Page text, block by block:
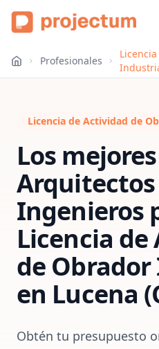
Profesionales
Licencia de Actividad de
Los mejores
Arquitectos
Ingenieros
Licencia
de
en Lucena
Obtén tu presupuesto